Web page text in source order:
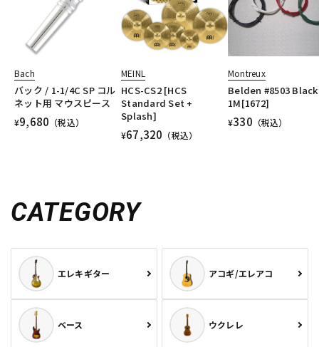
Bach
バック / 1-1/4C SP コル
ネット用 マウスピース
¥9,680 （税込）
MEINL
HCS-CS2 [HCS
Standard Set +
Splash]
¥67,320 （税込）
Montreux
Belden #8503 Black
1M[1672]
¥330 （税込）
CATEGORY
エレキギター アコギ/エレアコ
ベース ウクレレ